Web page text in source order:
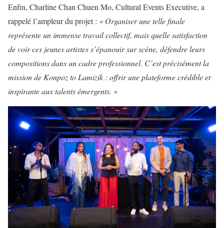
Enfin, Charline Chan Chuen Mo, Cultural Events Executive, a
rappelé l’ampleur du projet : « Organiser une telle finale
représente un immense travail collectif, mais quelle satisfaction
de voir ces jeunes artistes s’épanouir sur scène, défendre leurs
compositions dans un cadre professionnel. C’est précisément la
mission de Konpoz to Lamizik : offrir une plateforme crédible et
inspirante aux talents émergents. »